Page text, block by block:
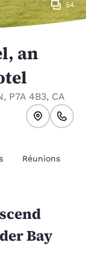
54
an
, P7A 4B3, CA
Réunions
Bay